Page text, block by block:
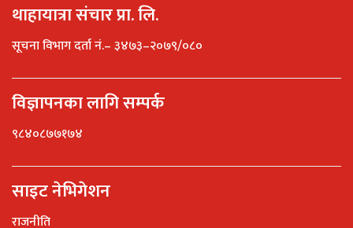
थाहायात्रा संचार प्रा. लि.
सूचना विभाग दर्ता नं.– ३४७३–२०७९/०८०
विज्ञापनका लागि सम्पर्क
९८४०८७७१७४
साइट नेभिगेशन
राजनीति